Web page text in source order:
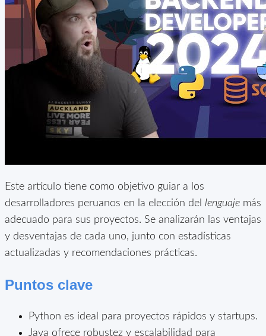
Este artículo tiene como objetivo guiar a los
desarrolladores peruanos en la elección del lenguaje más
adecuado para sus proyectos. Se analizarán las ventajas
y desventajas de cada uno, junto con estadísticas
actualizadas y recomendaciones prácticas.
Puntos clave
Python es ideal para proyectos rápidos y startups.
Java ofrece robustez y escalabilidad para